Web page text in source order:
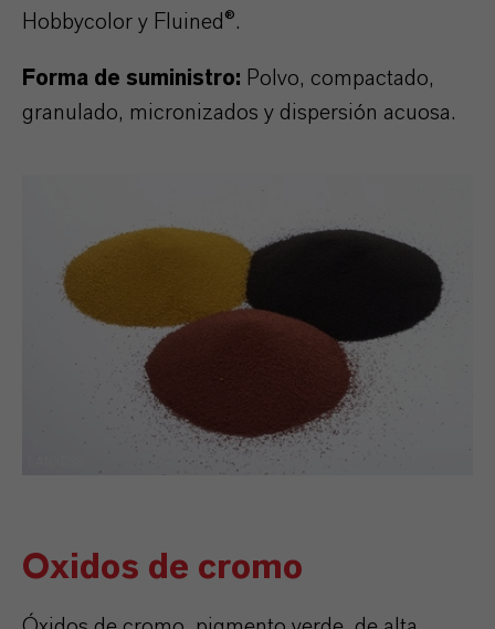
Hobbycolor y Fluined ®.
Forma de suministro: Polvo, compactado,
granulado, micronizados y dispersión acuosa.
Oxidos de cromo